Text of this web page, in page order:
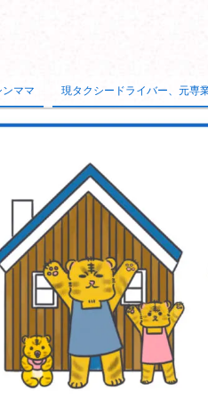
ンママ 現タクシードライバー、元専